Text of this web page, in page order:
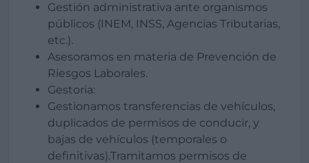
Gestión administrativa ante organismos
públicos (INEM, INSS, Agencias Tributarias,
etc.).
Asesoramos en materia de Prevención de
Riesgos Laborales.
Gestoria:
Gestionamos transferencias de vehículos,
duplicados de permisos de conducir, y
bajas de vehículos (temporales o
definitivas).Tramitamos permisos de